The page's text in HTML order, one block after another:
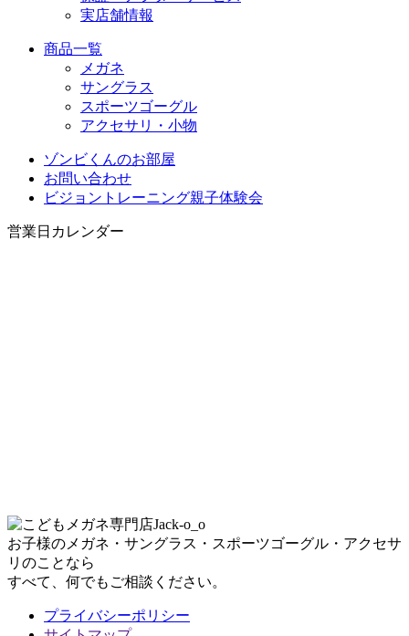
実店舗情報
商品一覧
メガネ
サングラス
スポーツゴーグル
アクセサリ・小物
ゾンビくんのお部屋
お問い合わせ
ビジョントレーニング親子体験会
営業日カレンダー
お子様のメガネ・サングラス・スポーツゴーグル・アクセサ
リのことなら
すべて、何でもご相談ください。
プライバシーポリシー